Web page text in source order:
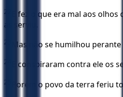
22
E fez o que era mal aos
as serviu.
23 Mas não se humilhou
24 E conspiraram contra ele os
25
Porém o povo da terra feriu